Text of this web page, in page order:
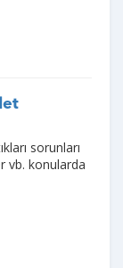
sorunları
vb. konularda